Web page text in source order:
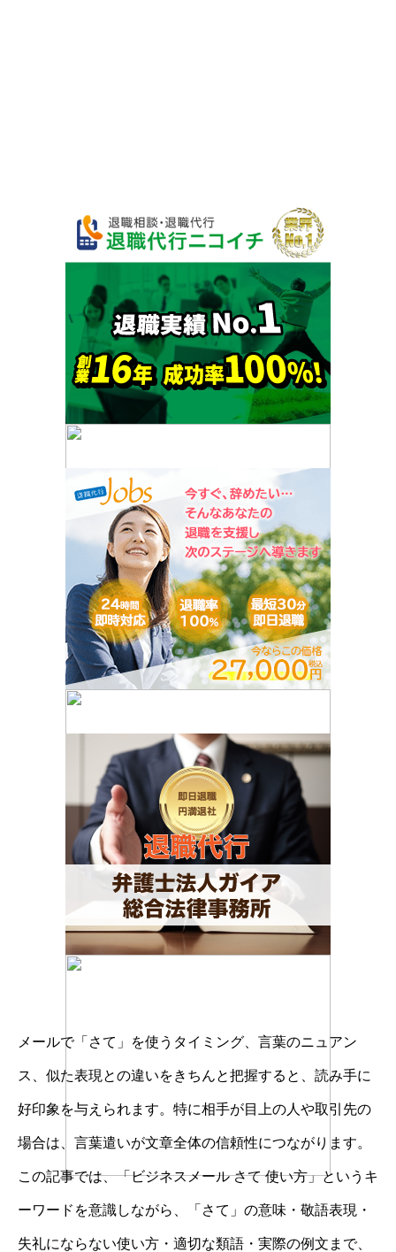
メールで「さて」を使うタイミング、言葉のニュアン
ス、似た表現との違いをきちんと把握すると、読み手に
好印象を与えられます。特に相手が目上の人や取引先の
場合は、言葉遣いが文章全体の信頼性につながります。
この記事では、「ビジネスメール さて 使い方」というキ
ーワードを意識しながら、「さて」の意味・敬語表現・
失礼にならない使い方・適切な類語・実際の例文まで、